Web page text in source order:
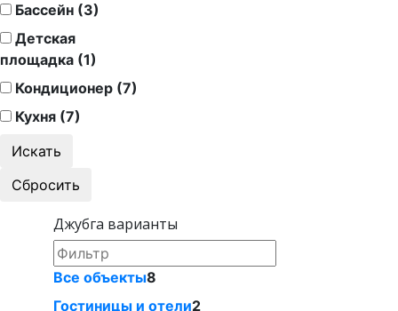
Бассейн (3)
Детская
площадка (1)
Кондиционер (7)
Кухня (7)
Джубга варианты
Все объекты8
Гостиницы и отели2